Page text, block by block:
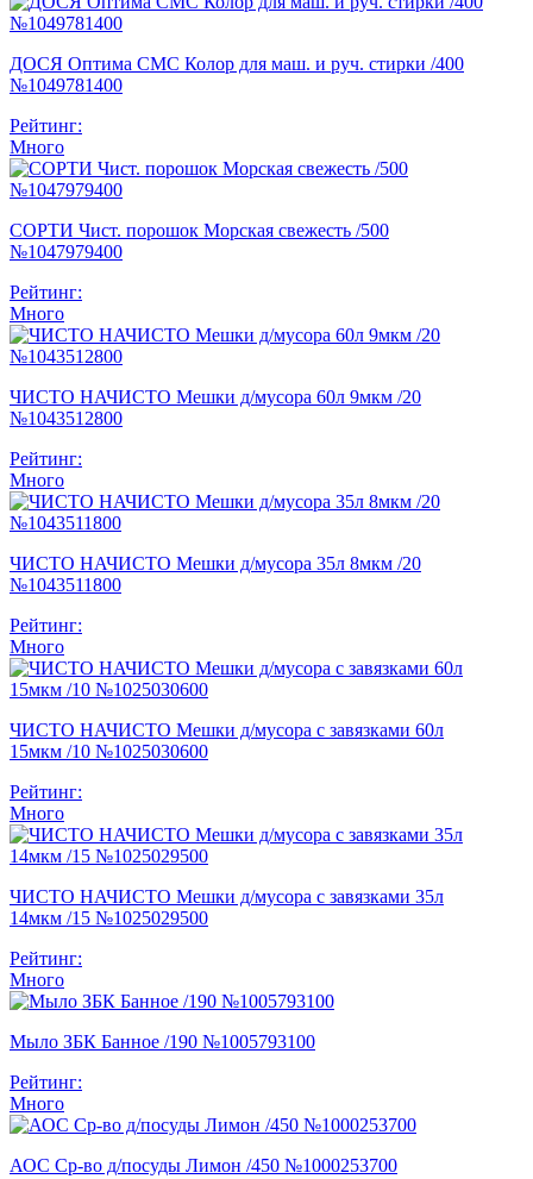
ДОСЯ Оптима СМС Колор для маш. и руч. стирки /400
№1049781400
Рейтинг:
Много
СОРТИ Чист. порошок Морская свежесть /500
№1047979400
Рейтинг:
Много
ЧИСТО НАЧИСТО Мешки д/мусора 60л 9мкм /20
№1043512800
Рейтинг:
Много
ЧИСТО НАЧИСТО Мешки д/мусора 35л 8мкм /20
№1043511800
Рейтинг:
Много
ЧИСТО НАЧИСТО Мешки д/мусора с завязками 60л
15мкм /10 №1025030600
Рейтинг:
Много
ЧИСТО НАЧИСТО Мешки д/мусора с завязками 35л
14мкм /15 №1025029500
Рейтинг:
Много
Мыло ЗБК Банное /190 №1005793100
Рейтинг:
Много
АОС Ср-во д/посуды Лимон /450 №1000253700